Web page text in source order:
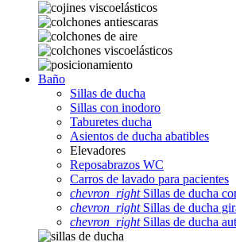
Baño
Sillas de ducha
Sillas con inodoro
Taburetes ducha
Asientos de ducha abatibles
Elevadores
Reposabrazos WC
Carros de lavado para pacientes
chevron_rightSillas de ducha
chevron_rightSillas de ducha
chevron_rightSillas de ducha